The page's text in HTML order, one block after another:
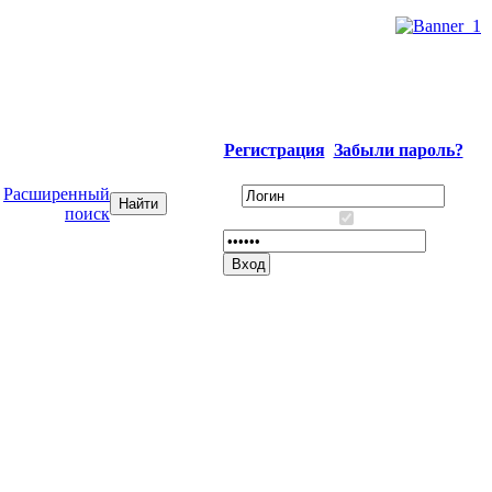
Расширенный
поиск
Регистрация Забыли пароль?